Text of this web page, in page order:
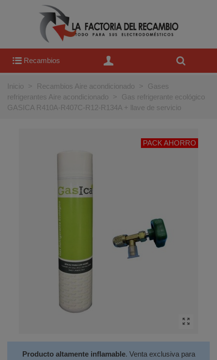
Recambios
Inicio > Recambios Aire acondicionado >
Gases
refrigerantes Aire acondicionado
>
Gas refrigerante ecológico
GASICA R410A-R407C-R12-R134A + llave de servicio
OFERTA
PACK AHORRO
Producto altamente inflamable. Venta exclusiva para